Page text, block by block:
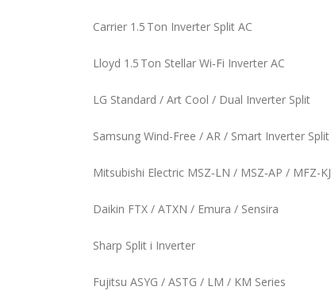
Carrier 1.5 Ton Inverter Split AC
Lloyd 1.5 Ton Stellar Wi‑Fi Inverter AC
LG Standard / Art Cool / Dual Inverter Split
Samsung Wind-Free / AR / Smart Inverter Split
Mitsubishi Electric MSZ‑LN / MSZ‑AP / MFZ-KJ
Daikin FTX / ATXN / Emura / Sensira
Sharp Split i Inverter
Fujitsu ASYG / ASTG / LM / KM Series